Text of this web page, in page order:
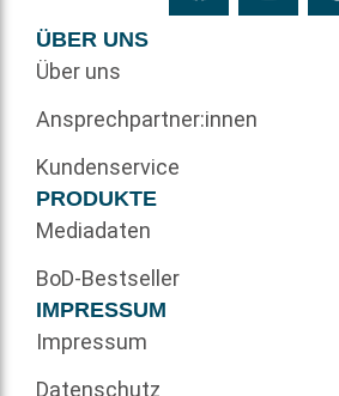
ÜBER UNS
Über uns
Ansprechpartner:innen
Kundenservice
PRODUKTE
Mediadaten
BoD-Bestseller
IMPRESSUM
Impressum
Datenschutz